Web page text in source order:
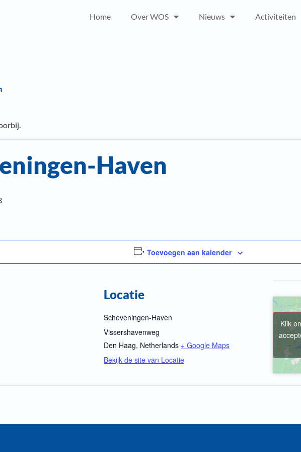
Home Over WOS Nieuws Activiteiten
Haven
Toevoegen aan kalender
Locatie
Scheveningen-Haven
Vissershavenweg
Den Haag, Netherlands + Google Maps
Bekijk de site van Locatie
Klik